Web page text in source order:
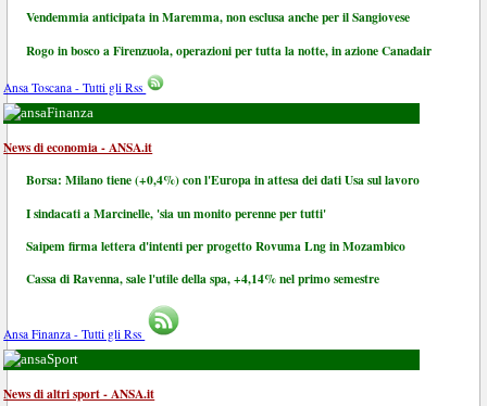
Vendemmia anticipata in Maremma, non esclusa anche per il Sangiovese
Rogo in bosco a Firenzuola, operazioni per tutta la notte, in azione Canadair
Ansa Toscana - Tutti gli Rss
Finanza
News di economia - ANSA.it
Borsa: Milano tiene (+0,4%) con l'Europa in attesa dei dati Usa sul lavoro
I sindacati a Marcinelle, 'sia un monito perenne per tutti'
Saipem firma lettera d'intenti per progetto Rovuma Lng in Mozambico
Cassa di Ravenna, sale l'utile della spa, +4,14% nel primo semestre
Ansa Finanza - Tutti gli Rss
Sport
News di altri sport - ANSA.it